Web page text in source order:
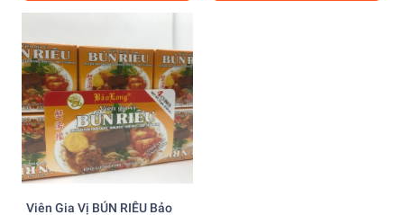
Viên Gia Vị BÚN RIÊU Bảo